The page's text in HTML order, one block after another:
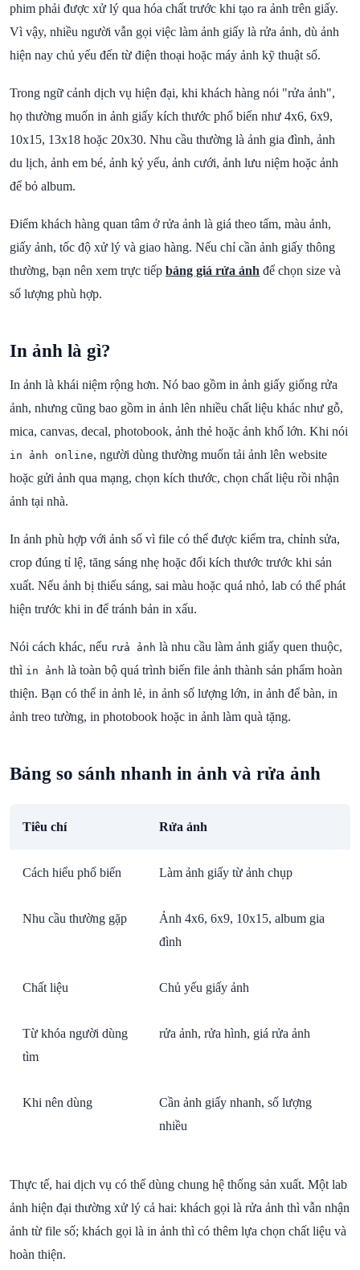
phim phải được xử lý qua hóa chất trước khi tạo ra ảnh trên giấy.
Vì vậy, nhiều người vẫn gọi việc làm ảnh giấy là rửa ảnh, dù ảnh
hiện nay chủ yếu đến từ điện thoại hoặc máy ảnh kỹ thuật số.
Trong ngữ cảnh dịch vụ hiện đại, khi khách hàng nói "rửa ảnh",
họ thường muốn in ảnh giấy kích thước phổ biến như 4x6, 6x9,
10x15, 13x18 hoặc 20x30. Nhu cầu thường là ảnh gia đình, ảnh
du lịch, ảnh em bé, ảnh kỷ yếu, ảnh cưới, ảnh lưu niệm hoặc ảnh
để bỏ album.
Điểm khách hàng quan tâm ở rửa ảnh là giá theo tấm, màu ảnh,
giấy ảnh, tốc độ xử lý và giao hàng. Nếu chỉ cần ảnh giấy thông
thường, bạn nên xem trực tiếp bảng giá rửa ảnh để chọn size và
số lượng phù hợp.
In ảnh là gì?
In ảnh là khái niệm rộng hơn. Nó bao gồm in ảnh giấy giống rửa
ảnh, nhưng cũng bao gồm in ảnh lên nhiều chất liệu khác như gỗ,
mica, canvas, decal, photobook, ảnh thẻ hoặc ảnh khổ lớn. Khi nói
in ảnh online, người dùng thường muốn tải ảnh lên website
hoặc gửi ảnh qua mạng, chọn kích thước, chọn chất liệu rồi nhận
ảnh tại nhà.
In ảnh phù hợp với ảnh số vì file có thể được kiểm tra, chỉnh sửa,
crop đúng tỉ lệ, tăng sáng nhẹ hoặc đổi kích thước trước khi sản
xuất. Nếu ảnh bị thiếu sáng, sai màu hoặc quá nhỏ, lab có thể phát
hiện trước khi in để tránh bản in xấu.
Nói cách khác, nếu rửa ảnh là nhu cầu làm ảnh giấy quen thuộc,
thì in ảnh là toàn bộ quá trình biến file ảnh thành sản phẩm hoàn
thiện. Bạn có thể in ảnh lẻ, in ảnh số lượng lớn, in ảnh để bàn, in
ảnh treo tường, in photobook hoặc in ảnh làm quà tặng.
Bảng so sánh nhanh in ảnh và rửa ảnh
Tiêu chí Rửa ảnh
Cách hiểu phổ biến Làm ảnh giấy từ ảnh chụp
Nhu cầu thường gặp
Ảnh 4x6, 6x9, 10x15, album gia
đình
Chất liệu Chủ yếu giấy ảnh
Từ khóa người dùng
tìm
rửa ảnh, rửa hình, giá rửa ảnh
Khi nên dùng
Cần ảnh giấy nhanh, số lượng
nhiều
Thực tế, hai dịch vụ có thể dùng chung hệ thống sản xuất. Một lab
ảnh hiện đại thường xử lý cả hai: khách gọi là rửa ảnh thì vẫn nhận
ảnh từ file số; khách gọi là in ảnh thì có thêm lựa chọn chất liệu và
hoàn thiện.